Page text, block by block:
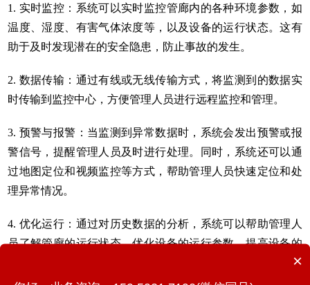
1. 实时监控：系统可以实时监控管廊内的各种环境参数，如
温度、湿度、有害气体浓度等，以及设备的运行状态。这有
助于及时发现潜在的安全隐患，防止事故的发生。
2. 数据传输：通过有线或无线传输方式，将监测到的数据实
时传输到监控中心，方便管理人员进行远程监控和管理。
3. 预警与报警：当监测到异常数据时，系统会发出预警或报
警信号，提醒管理人员及时进行处理。同时，系统还可以通
过地图定位和视频监控等方式，帮助管理人员快速定位和处
理异常情况。
4. 优化运行：通过对历史数据的分析，系统可以帮助管理人
员了解管廊的运行状态，优化设备的运行参数，提高设备的
×